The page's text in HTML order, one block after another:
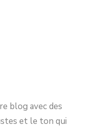
blog avec des
et le ton qui